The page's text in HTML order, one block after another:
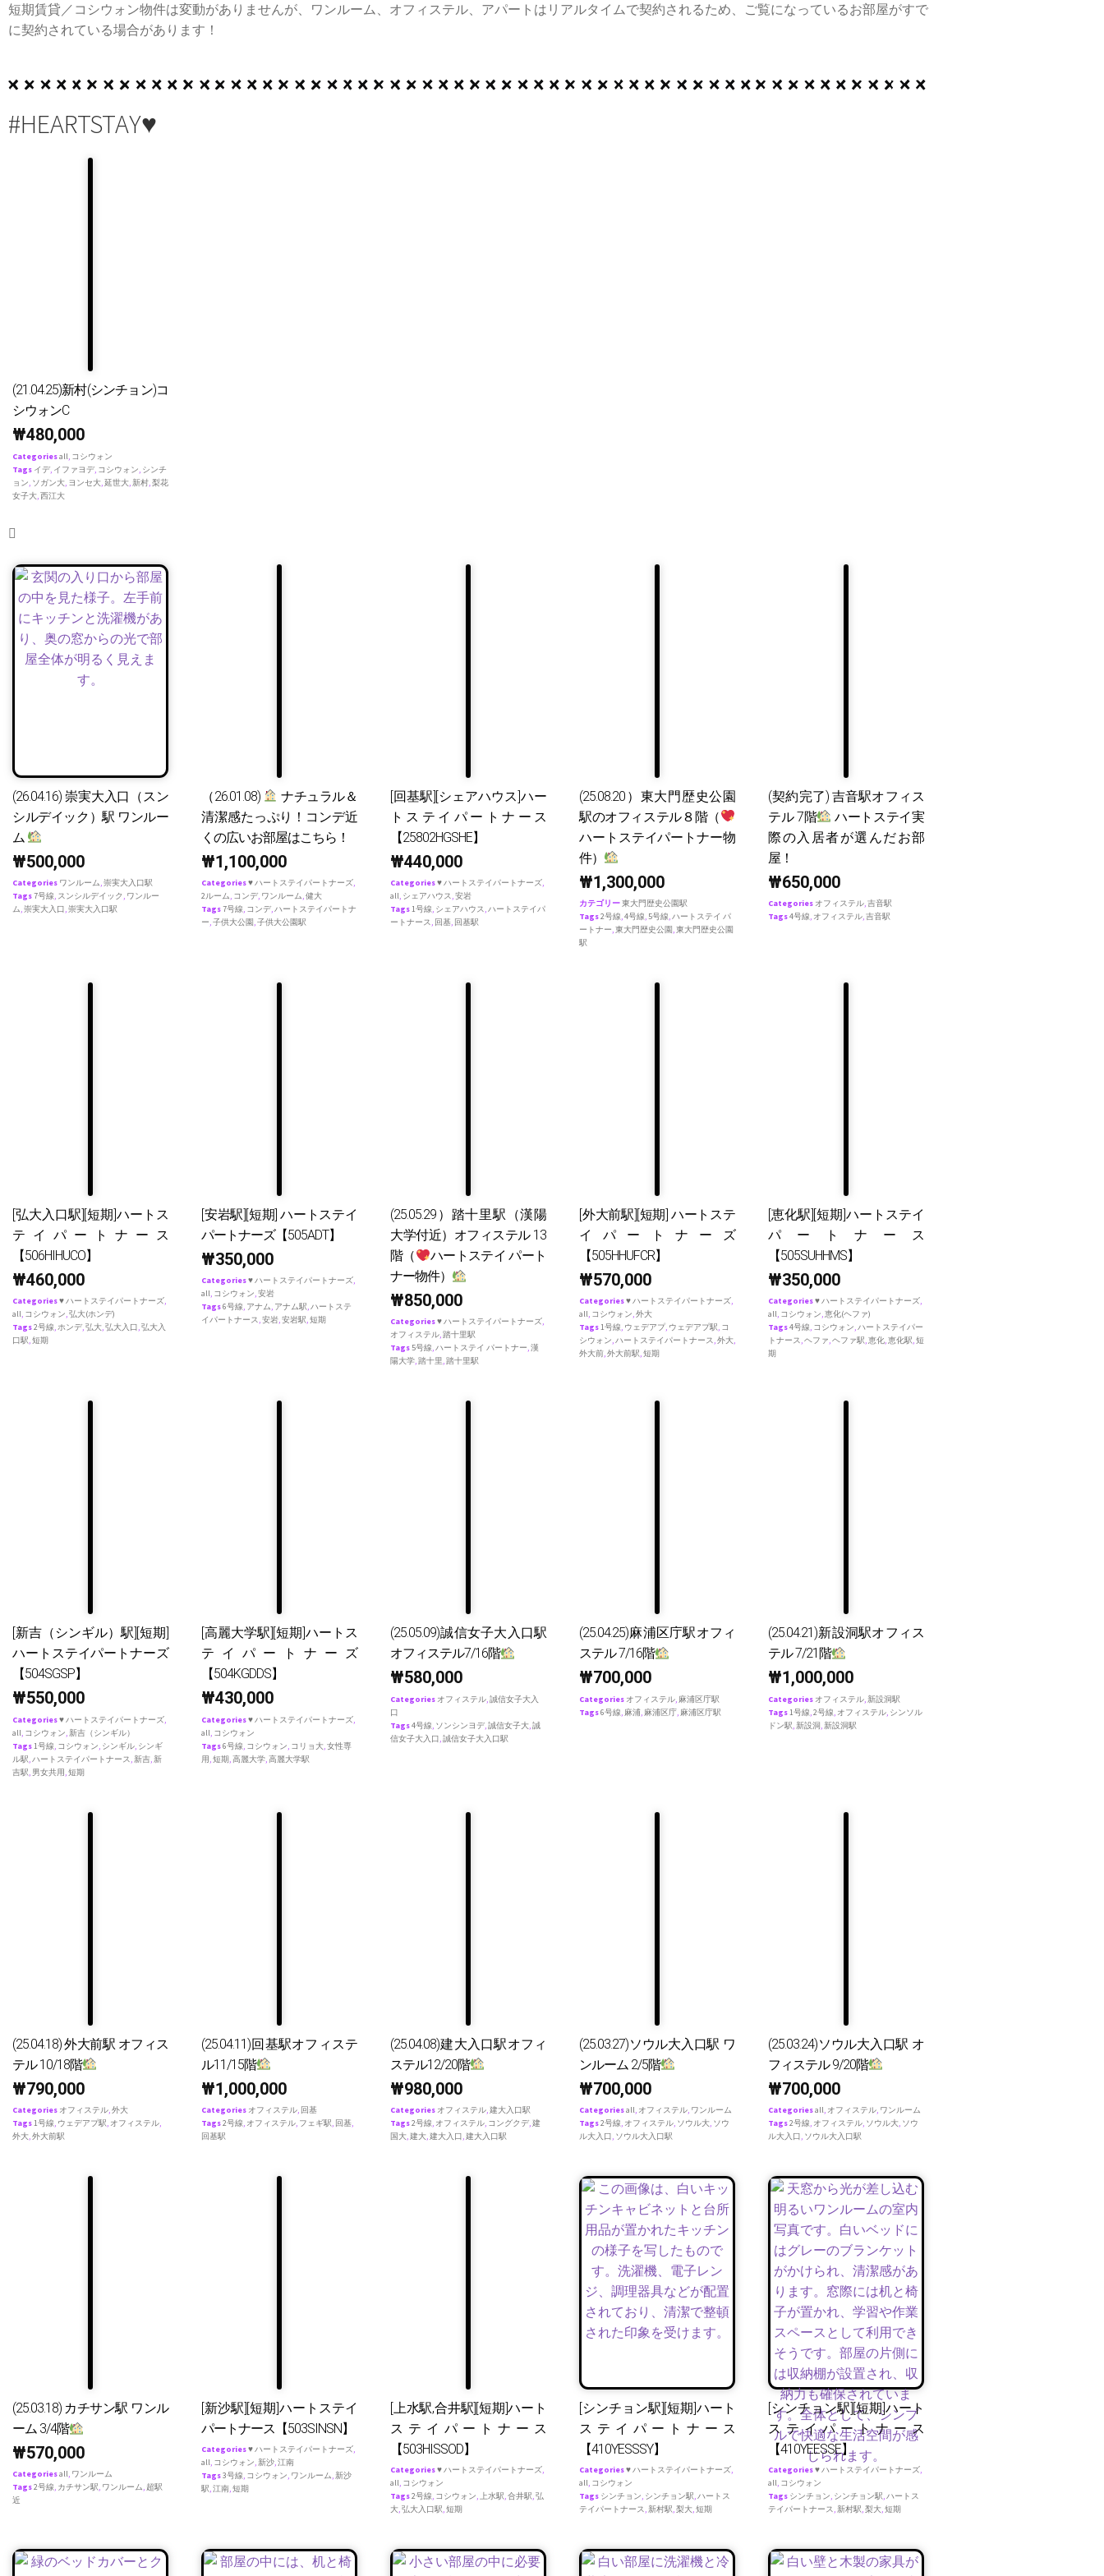
短期賃貸／コシウォン物件は変動がありませんが、ワンルーム、オフィステル、アパートはリアルタイムで契約されるため、ご覧になっているお部屋がすで
に契約されている場合があります！
#HEARTSTAY♥
(21.04.25)新村(シンチョン)コ
シウォンC
₩480,000
Categoriesall, コシウォン
Tags イデ, イファヨデ, コシウォン, シンチ
ョン, ソガン大, ヨンセ大,延世大,新村,梨花
女子大,西江大
(26.04.16) 崇実大入口（スン
シルデイック）駅 ワンルー
ム
₩500,000
Categories ワンルーム,崇実大入口駅
Tags7号線, スンシルデイック , ワンルー
ム,崇実大入口,崇実大入口駅
（26.01.08)
ナチュラル＆
清潔感たっぷり！コンデ近
くの広いお部屋はこちら！
₩1,100,000
Categories♥ ハートステイパートナーズ,
2ルーム, コンデ, ワンルーム,健大
Tags7号線, コンデ,ハートステイパートナ
ー,子供大公園,子供大公園駅
[回基駅][シェアハウス]ハー
トステイパートナース
【25802HGSHE】
₩440,000
Categories♥ ハートステイパートナーズ,
all, シェアハウス,安岩
Tags1号線, シェアハウス,ハートステイパ
ートナース, 回基, 回基駅
(25.08.20）東大門歴史公園
駅のオフィステル８階（
ハートステイパートナー物
件）
₩1,300,000
カテゴリー東大門歴史公園駅
Tags2号線,4号線, 5号線,ハートステイ パ
ートナー,東大門歴史公園,東大門歴史公園
駅
(契約完了) 吉音駅オフィス
テル 7階
ハートステイ実
際の入居者が選んだお部
屋！
₩650,000
Categories オフィステル,吉音駅
Tags4号線, オフィステル,吉音駅
[弘大入口駅][短期]ハートス
テイパートナース
【506HIHUCO】
₩460,000
Categories♥ ハートステイパートナーズ,
all, コシウォン,弘大(ホンデ)
Tags2号線,ホンデ,弘大,弘大入口,弘大入
口駅,短期
[安岩駅][短期] ハートステイ
パートナーズ【505ADT】
₩350,000
Categories♥ ハートステイパートナーズ,
all, コシウォン,安岩
Tags6号線, アナム, アナム駅,ハートステ
イパートナース,安岩,安岩駅,短期
(25.05.29）踏十里駅（漢陽
大学付近）オフィステル 13
階（
ハートステイ パート
ナー物件）
₩850,000
Categories♥ ハートステイパートナーズ,
オフィステル,踏十里駅
Tags 5号線,ハートステイ パートナー,漢
陽大学,踏十里,踏十里駅
[外大前駅][短期] ハートステ
イパートナーズ
【505HHUFCR】
₩570,000
Categories♥ ハートステイパートナーズ,
all, コシウォン,外大
Tags1号線, ウェデアプ, ウェデアプ駅, コ
シウォン,ハートステイパートナース,外大,
外大前,外大前駅,短期
[恵化駅][短期]ハートステイ
パートナース
【505SUHHMS】
₩350,000
Categories♥ ハートステイパートナーズ,
all, コシウォン,恵化(ヘファ)
Tags4号線, コシウォン,ハートステイパー
トナース,ヘファ,ヘファ駅,恵化,恵化駅,短
期
[新吉（シンギル）駅][短期]
ハートステイパートナーズ
【504SGSP】
₩550,000
Categories♥ ハートステイパートナーズ,
all, コシウォン,新吉（シンギル）
Tags1号線, コシウォン, シンギル, シンギ
ル駅,ハートステイパートナース,新吉,新
吉駅, 男女共用,短期
[高麗大学駅][短期]ハートス
テイパートナーズ
【504KGDDS】
₩430,000
Categories♥ ハートステイパートナーズ,
all, コシウォン
Tags6号線, コシウォン, コリョ大,女性専
用,短期,高麗大学,高麗大学駅
(25.05.09)誠信女子大入口駅
オフィステル7/16階
₩580,000
Categories オフィステル,誠信女子大入
口
Tags4号線, ソンシンヨデ,誠信女子大,誠
信女子大入口,誠信女子大入口駅
(25.04.25)麻浦区庁駅オフィ
ステル 7/16階
₩700,000
Categories オフィステル, 麻浦区庁駅
Tags6号線, 麻浦, 麻浦区庁, 麻浦区庁駅
(25.04.21)新設洞駅オフィス
テル 7/21階
₩1,000,000
Categories オフィステル,新設洞駅
Tags1号線,2号線, オフィステル, シンソル
ドン駅,新設洞,新設洞駅
(25.04.18) 外大前駅 オフィス
テル 10/18階
₩790,000
Categories オフィステル,外大
Tags1号線, ウェデアプ駅, オフィステル,
外大,外大前駅
(25.04.11)回基駅オフィステ
ル11/15階
₩1,000,000
Categories オフィステル, 回基
Tags2号線, オフィステル, フェギ駅, 回基,
回基駅
(25.04.08)建大入口駅オフィ
ステル12/20階
₩980,000
Categories オフィステル,建大入口駅
Tags2号線, オフィステル, コングクデ,建
国大,建大,建大入口,建大入口駅
(25.03.27)ソウル大入口駅 ワ
ンルーム 2/5階
₩700,000
Categoriesall, オフィステル, ワンルーム
Tags2号線, オフィステル, ソウル大, ソウ
ル大入口, ソウル大入口駅
(25.03.24)ソウル大入口駅 オ
フィステル 9/20階
₩700,000
Categoriesall, オフィステル, ワンルーム
Tags2号線, オフィステル, ソウル大, ソウ
ル大入口, ソウル大入口駅
(25.03.18) カチサン駅 ワンル
ーム 3/4階
₩570,000
Categoriesall, ワンルーム
Tags2号線, カチサン駅, ワンルーム, 超駅
近
[新沙駅][短期]ハートステイ
パートナース【503SINSN】
Categories♥ ハートステイパートナーズ,
all, コシウォン,新沙,江南
Tags3号線, コシウォン, ワンルーム,新沙
駅,江南,短期
[上水駅,合井駅][短期]ハート
ステイパートナース
【503HISSOD】
Categories♥ ハートステイパートナーズ,
all, コシウォン
Tags2号線, コシウォン, 上水駅,合井駅,弘
大,弘大入口駅,短期
[シンチョン駅][短期]ハート
ステイパートナース
【410YESSSY】
Categories♥ ハートステイパートナーズ,
all, コシウォン
Tags シンチョン, シンチョン駅,ハートス
テイパートナース,新村駅,梨大,短期
[シンチョン駅][短期]ハート
ステイパートナース
【410YEESSE】
Categories♥ ハートステイパートナーズ,
all, コシウォン
Tags シンチョン, シンチョン駅,ハートス
テイパートナース,新村駅,梨大,短期